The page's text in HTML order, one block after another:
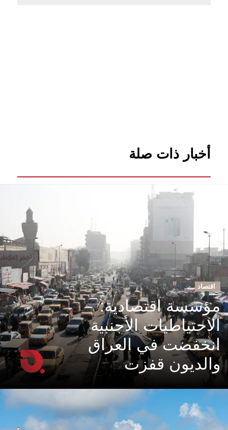
أخبار ذات صلة
اقتصاد
مؤسسة اقتصادية:
الاحتياطيات الأجنبية
انخفضت في العراق
والديون قفزت